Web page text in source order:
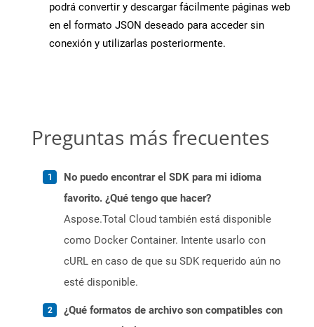
podrá convertir y descargar fácilmente páginas web
en el formato JSON deseado para acceder sin
conexión y utilizarlas posteriormente.
Preguntas más frecuentes
No puedo encontrar el SDK para mi idioma
favorito. ¿Qué tengo que hacer?
Aspose.Total Cloud también está disponible
como Docker Container. Intente usarlo con
cURL en caso de que su SDK requerido aún no
esté disponible.
¿Qué formatos de archivo son compatibles con